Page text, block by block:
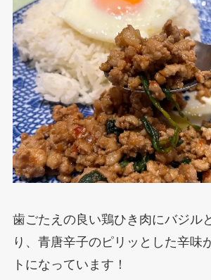
歯ごたえの良い鶏ひき肉にバジル
り、青唐辛子のピリッとした辛味
トになっています！